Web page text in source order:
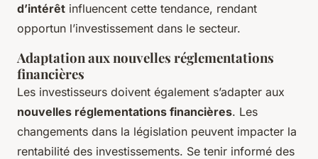
d’intérêt influencent cette tendance, rendant
opportun l’investissement dans le secteur.
Adaptation aux nouvelles réglementations
financières
Les investisseurs doivent également s’adapter aux
nouvelles réglementations financières. Les
changements dans la législation peuvent impacter la
rentabilité des investissements. Se tenir informé des